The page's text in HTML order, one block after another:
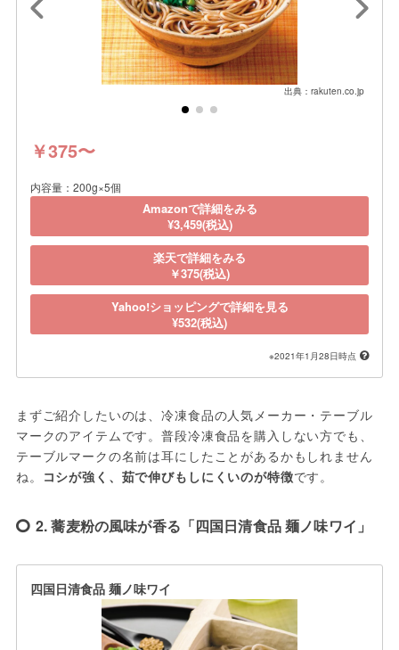
出典：rakuten.co.jp
￥375〜
内容量：200g×5個
Amazonで詳細をみる
¥3,459(税込)
楽天で詳細をみる
￥375(税込)
Yahoo!ショッピングで詳細を見る
¥532(税込)
※2021年1月28日時点
まずご紹介したいのは、冷凍食品の人気メーカー・テーブル
マークのアイテムです。普段冷凍食品を購入しない方でも、
テーブルマークの名前は耳にしたことがあるかもしれません
ね。 コシが強く、茹で伸びもしにくいのが特徴です。
2. 蕎麦粉の風味が香る「四国日清食品 麺ノ味ワイ」
四国日清食品 麺ノ味ワイ